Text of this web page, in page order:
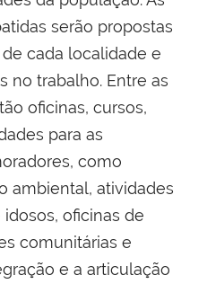
serão propostas
cada localidade e
no trabalho. Entre as
oficinas, cursos,
para as
como
ambiental, atividades
oficinas de
comunitárias e
e a articulação